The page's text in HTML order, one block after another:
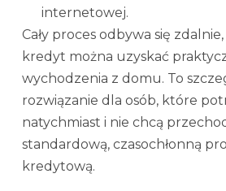
internetowej.
Cały proces odbywa się
kredyt można uzyskać
wychodzenia z domu. To
rozwiązanie dla osób, które
natychmiast i nie chcą
standardową, czasochłonną
kredytową.